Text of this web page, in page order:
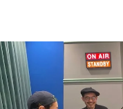
お知らせ
イベント・グッ
YouTube
会社情報